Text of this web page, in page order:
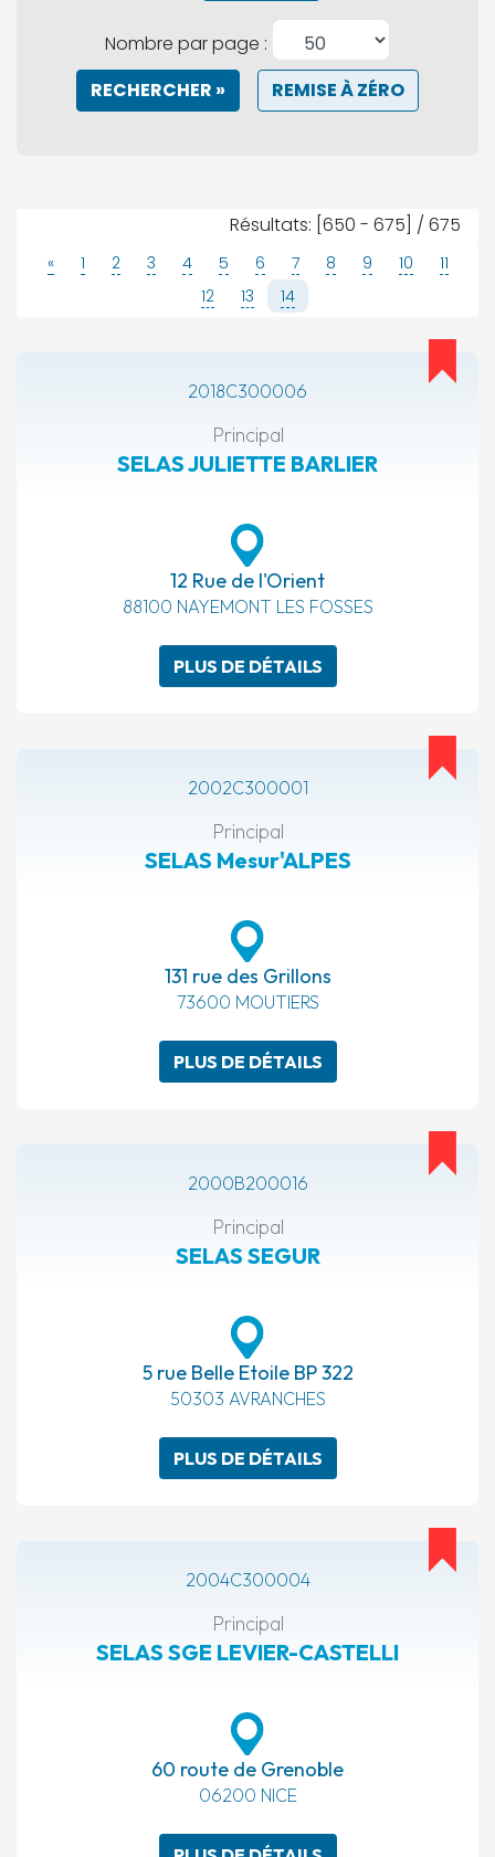
Nombre par page :
RECHERCHER »
REMISE À ZÉRO
Résultats: [650 - 675] / 675
« 1 2 3 4 5 6 7 8 9 10
11
12
13 14
2018C300006
Principal
SELAS JULIETTE BARLIER
12 Rue de l'Orient
88100 NAYEMONT LES FOSSES
PLUS DE DÉTAILS
2002C300001
Principal
SELAS Mesur'ALPES
131 rue des Grillons
73600 MOUTIERS
PLUS DE DÉTAILS
2000B200016
Principal
SELAS SEGUR
5 rue Belle Etoile BP 322
50303 AVRANCHES
PLUS DE DÉTAILS
2004C300004
Principal
SELAS SGE LEVIER-CASTELLI
60 route de Grenoble
06200 NICE